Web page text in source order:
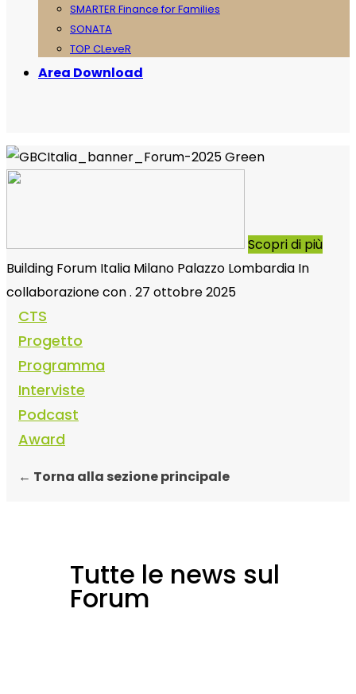
SMARTER Finance for Families
SONATA
TOP CLeveR
Area Download
Green
Scopri di più
Building Forum Italia Milano Palazzo Lombardia In
collaborazione con. 27 ottobre 2025
CTS
Progetto
Programma
Interviste
Podcast
Award
← Torna alla sezione principale
Tutte le news sul
Forum